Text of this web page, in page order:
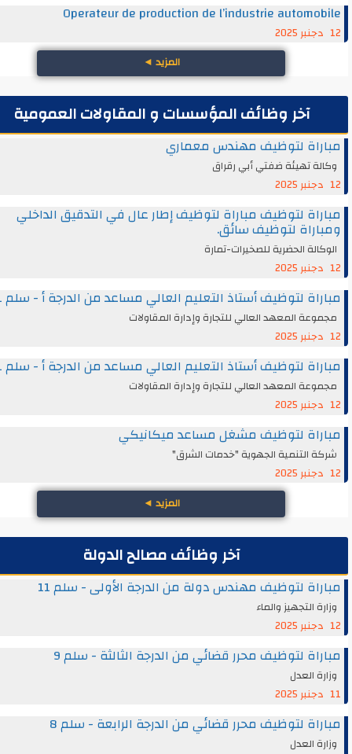
Operateur de production de l’industrie
◄
آخر وظائف المؤسسات و المقاولات العمومية
لتوظيف مهندس معماري
تهيئة ضفتي أبي رقراق
لتوظيف مباراة لتوظيف إطار عال في التدقيق الداخلي
لتوظيف سائق.
الحضرية للصخيرات-تمارة
لتوظيف أستاذ التعليم العالي مساعد من الدرجة أ - سلم 11
المعهد العالي للتجارة وإدارة المقاولات
لتوظيف أستاذ التعليم العالي مساعد من الدرجة أ - سلم 11
المعهد العالي للتجارة وإدارة المقاولات
لتوظيف مشغل مساعد ميكانيكي
التنمية الجهوية "خدمات الشرق"
◄
آخر وظائف مصالح الدولة
لتوظيف مهندس دولة من الدرجة الأولى - سلم 11
التجهيز والماء
لتوظيف محرر قضائي من الدرجة الثالثة - سلم 9
العدل
لتوظيف محرر قضائي من الدرجة الرابعة - سلم 8
العدل